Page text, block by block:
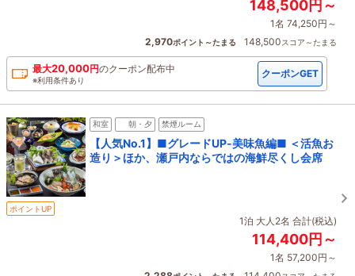
148,500円～
1名 74,250円～
2,970ポイント～たまる 148,500スコア～たまる
最大20,000円のクーポン配布中
※利用条件あり
クーポンGET
和室 朝・夕 禁煙ルーム
【人気No.1】■グレードUP‐美味魚編■ ＜活魚お
造り＞ほか、瀬戸内ならではの海鮮尽くし会席
ポイントUP
1泊 大人2名 合計(税込)
114,400円～
1名 57,200円～